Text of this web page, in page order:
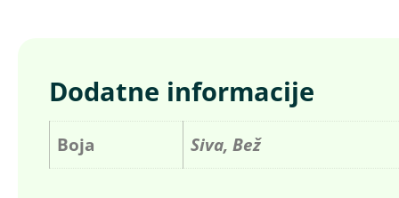
Dodatne informacije
Boja Siva, Bež